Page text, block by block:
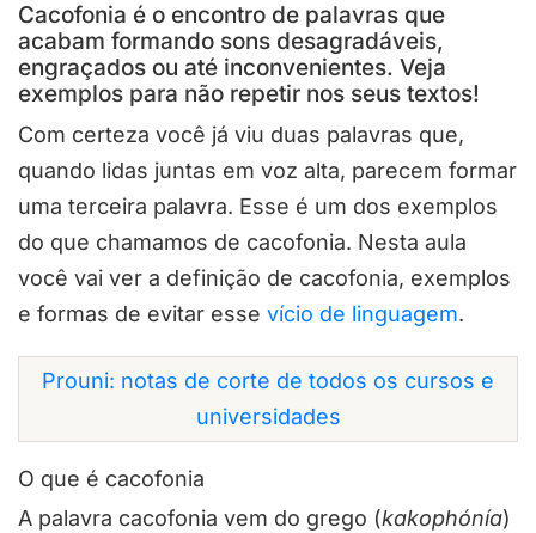
Cacofonia é o encontro de palavras que
acabam formando sons desagradáveis,
engraçados ou até inconvenientes. Veja
exemplos para não repetir nos seus textos!
Com certeza você já viu duas palavras que,
quando lidas juntas em voz alta, parecem formar
uma terceira palavra. Esse é um dos exemplos
do que chamamos de cacofonia. Nesta aula
você vai ver a definição de cacofonia, exemplos
e formas de evitar esse vício de linguagem.
Prouni: notas de corte de todos os cursos e
universidades
O que é cacofonia
A palavra cacofonia vem do grego (kakophónía)